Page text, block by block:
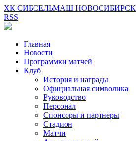
ХК СИБСЕЛЬМАШ НОВОСИБИРСК
RSS
Главная
Новости
Программки матчей
Клуб
История и награды
Официальная символика
Руководство
Персонал
Спонсоры и партнеры
Стадион
Матчи